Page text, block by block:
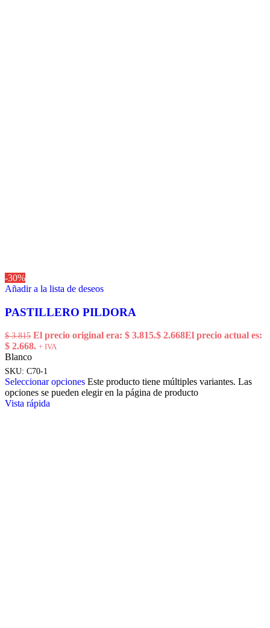
-30%
Añadir a la lista de deseos
PASTILLERO PILDORA
$3.815 El precio original era: $ 3.815.$ 2.668El precio actual es:
$ 2.668. + IVA
Blanco
SKU: C70-1
Seleccionar opciones Este producto tiene múltiples variantes. Las
opciones se pueden elegir en la página de producto
Vista rápida